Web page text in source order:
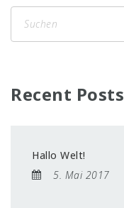
Recent Posts
Hallo Welt!
5. Mai 2017